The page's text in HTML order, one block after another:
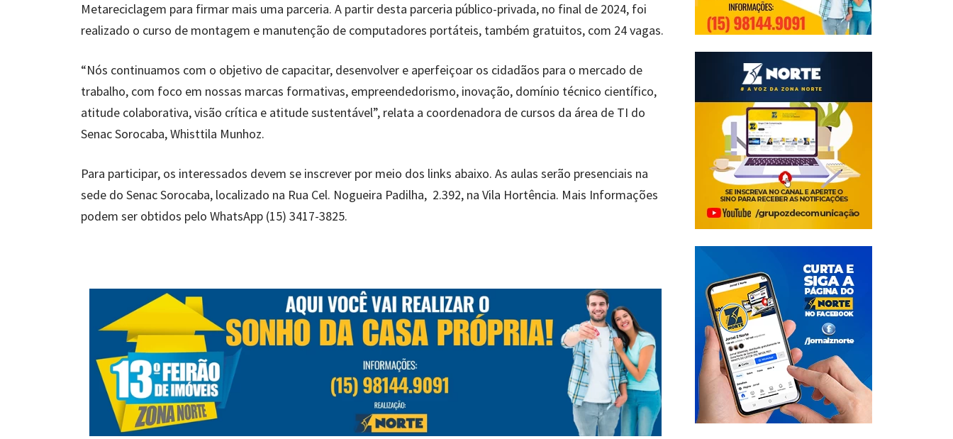
Metareciclagem para firmar mais uma parceria. A partir desta parceria público-privada, no final de 2024, foi
realizado o curso de montagem e manutenção de computadores portáteis, também gratuitos, com 24 vagas.
“Nós continuamos com o objetivo de capacitar, desenvolver e aperfeiçoar os cidadãos para o mercado de
trabalho, com foco em nossas marcas formativas, empreendedorismo, inovação, domínio técnico científico,
atitude colaborativa, visão crítica e atitude sustentável”, relata a coordenadora de cursos da área de TI do
Senac Sorocaba, Whisttila Munhoz.
Para participar, os interessados devem se inscrever por meio dos links abaixo. As aulas serão presenciais na
sede do Senac Sorocaba, localizado na Rua Cel. Nogueira Padilha, 2.392, na Vila Hortência. Mais Informações
podem ser obtidos pelo WhatsApp (15) 3417-3825.